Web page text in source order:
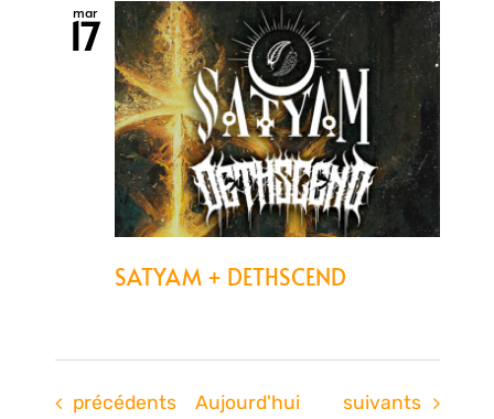
mar
17
SATYAM + DETHSCEND
Évènements
précédents Aujourd'hui Évènements
suivants